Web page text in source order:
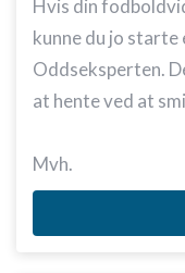
Hvis din
kunne du jo starte
Oddseksperten.
at hente ved at
Mvh.